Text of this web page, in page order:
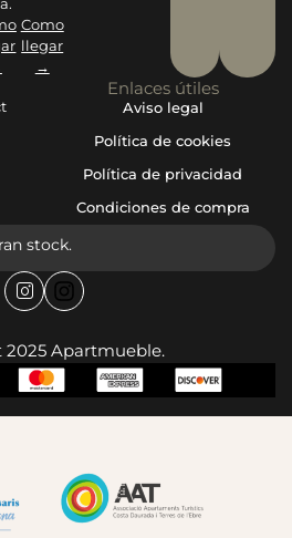
Como
llegar
→
Enlaces útiles
Aviso legal
Política de cookies
Política de privacidad
Condiciones de compra
stock.
2025 Apartmueble.